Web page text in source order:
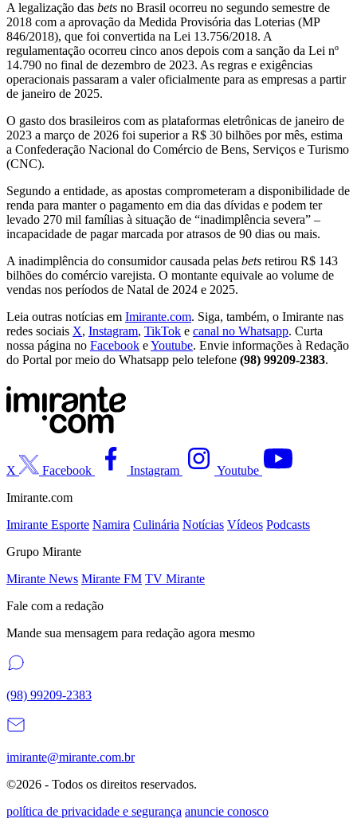
A legalização das bets no Brasil ocorreu no segundo semestre de
2018 com a aprovação da Medida Provisória das Loterias (MP
846/2018), que foi convertida na Lei 13.756/2018. A
regulamentação ocorreu cinco anos depois com a sanção da Lei nº
14.790 no final de dezembro de 2023. As regras e exigências
operacionais passaram a valer oficialmente para as empresas a partir
de janeiro de 2025.
O gasto dos brasileiros com as plataformas eletrônicas de janeiro de
2023 a março de 2026 foi superior a R$ 30 bilhões por mês, estima
a Confederação Nacional do Comércio de Bens, Serviços e Turismo
(CNC).
Segundo a entidade, as apostas comprometeram a disponibilidade de
renda para manter o pagamento em dia das dívidas e podem ter
levado 270 mil famílias à situação de “inadimplência severa” –
incapacidade de pagar marcada por atrasos de 90 dias ou mais.
A inadimplência do consumidor causada pelas bets retirou R$ 143
bilhões do comércio varejista. O montante equivale ao volume de
vendas nos períodos de Natal de 2024 e 2025.
Leia outras notícias em Imirante.com. Siga, também, o Imirante nas
redes sociais X, Instagram, TikTok e canal no Whatsapp. Curta
nossa página no Facebook eYoutube. Envie informações à Redação
do Portal por meio do Whatsapp pelo telefone (98) 99209-2383.
X Facebook Instagram
Youtube
Imirante.com
Imirante Esporte Namira Culinária Notícias Vídeos Podcasts
Grupo Mirante
Mirante News Mirante FM TV Mirante
Fale com a redação
Mande sua mensagem para redação agora mesmo
(98) 99209-2383
imirante@mirante.com.br
©2026 - Todos os direitos reservados.
política de privacidade e segurança anuncie conosco